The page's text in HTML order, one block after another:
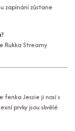
zapínání zůstane
Rukka Streamy
fenka Jessie ji nosí s
prvky jsou skvělé